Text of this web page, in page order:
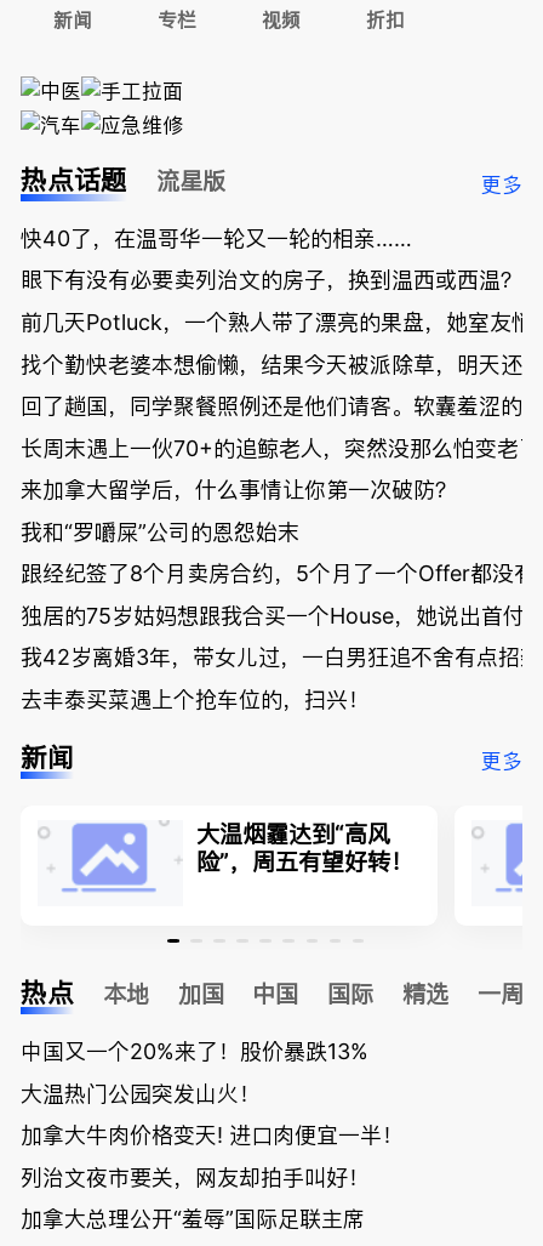
新闻 专栏 视频 折扣
热点话题 流星版 更多
快40了，在温哥华一轮又一轮的相亲……
眼下有没有必要卖列治文的房子，换到温西或西温？
前几天Potluck，一个熟人带了漂亮的果盘，她室友悄
找个勤快老婆本想偷懒，结果今天被派除草，明天还
回了趟国，同学聚餐照例还是他们请客。软囊羞涩的
长周末遇上一伙70+的追鲸老人，突然没那么怕变老了
来加拿大留学后，什么事情让你第一次破防？
我和“罗嚼屎”公司的恩怨始末
跟经纪签了8个月卖房合约，5个月了一个Offer都没有
独居的75岁姑妈想跟我合买一个House，她说出首付
我42岁离婚3年，带女儿过，一白男狂追不舍有点招
去丰泰买菜遇上个抢车位的，扫兴！
新闻 更多
大温烟霾达到“高风
险”，周五有望好转！
热点 本地 加国 中国 国际 精选 一周
中国又一个20%来了！股价暴跌13%
大温热门公园突发山火！
加拿大牛肉价格变天! 进口肉便宜一半！
列治文夜市要关，网友却拍手叫好！
加拿大总理公开“羞辱”国际足联主席